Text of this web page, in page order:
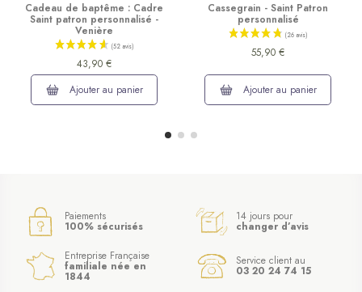
Cadeau de baptême : Cadre
Saint patron personnalisé -
Venière
43,90 €
Ajouter au panier
Cassegrain - Saint Patron
personnalisé
55,90 €
Ajouter au panier
Paiements
100% sécurisés
14 jours pour
changer d’avis
Entreprise Française
familiale née en
1844
Service client au
03 20 24 74 15